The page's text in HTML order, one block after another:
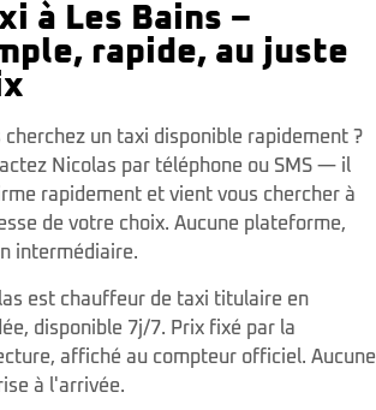
à Les Bains –
rapide, au juste
cherchez un taxi disponible rapidement ?
Nicolas par téléphone ou SMS — il
rapidement et vient vous chercher à
de votre choix. Aucune plateforme,
intermédiaire.
est chauffeur de taxi titulaire en
disponible 7j/7. Prix fixé par la
affiché au compteur officiel. Aucune
à l'arrivée.